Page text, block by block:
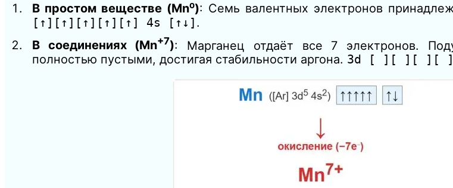
В простом веществе (Mn⁰): Семь валентных электронов
[↑][↑][↑][↑][↑] 4s [↑↓] .
В соединениях (Mn+7): Марганец отдаёт все 7 электронов.
полностью пустыми, достигая стабильности аргона. 3d [ ][ ][ ][